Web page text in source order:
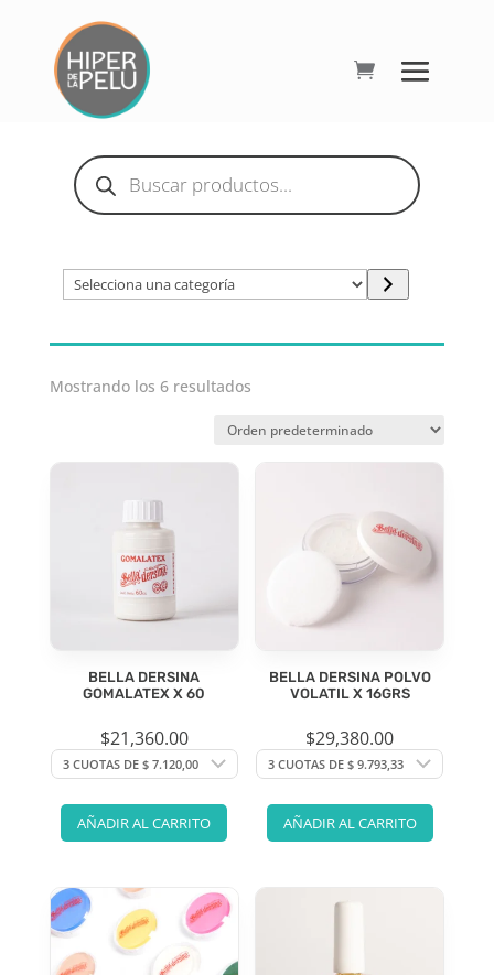
Búsqueda
de
productos
Selecciona
Mostrando los 6 resultados
BELLA DERSINA
GOMALATEX X 60
$21,360.00
AÑADIR AL CARRITO
BELLA DERSINA POLVO
VOLATIL X 16GRS
$29,380.00
AÑADIR AL CARRITO